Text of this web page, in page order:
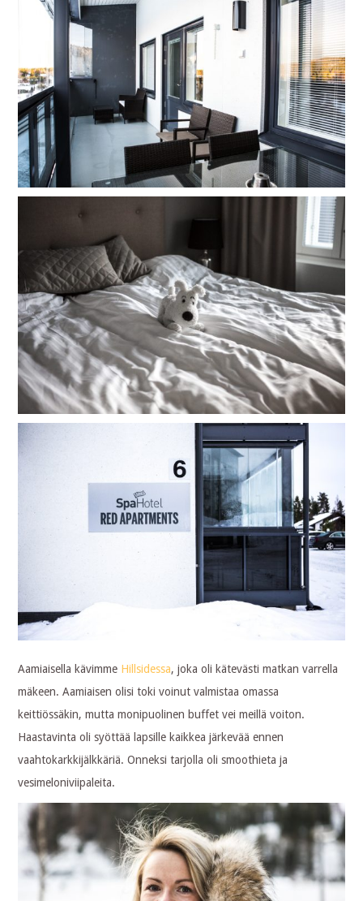
Aamiaisella kävimme Hillsidessa, joka oli kätevästi matkan varrella
mäkeen. Aamiaisen olisi toki voinut valmistaa omassa
keittiössäkin, mutta monipuolinen buffet vei meillä voiton.
Haastavinta oli syöttää lapsille kaikkea järkevää ennen
vaahtokarkkijälkkäriä. Onneksi tarjolla oli smoothieta ja
vesimeloniviipaleita.